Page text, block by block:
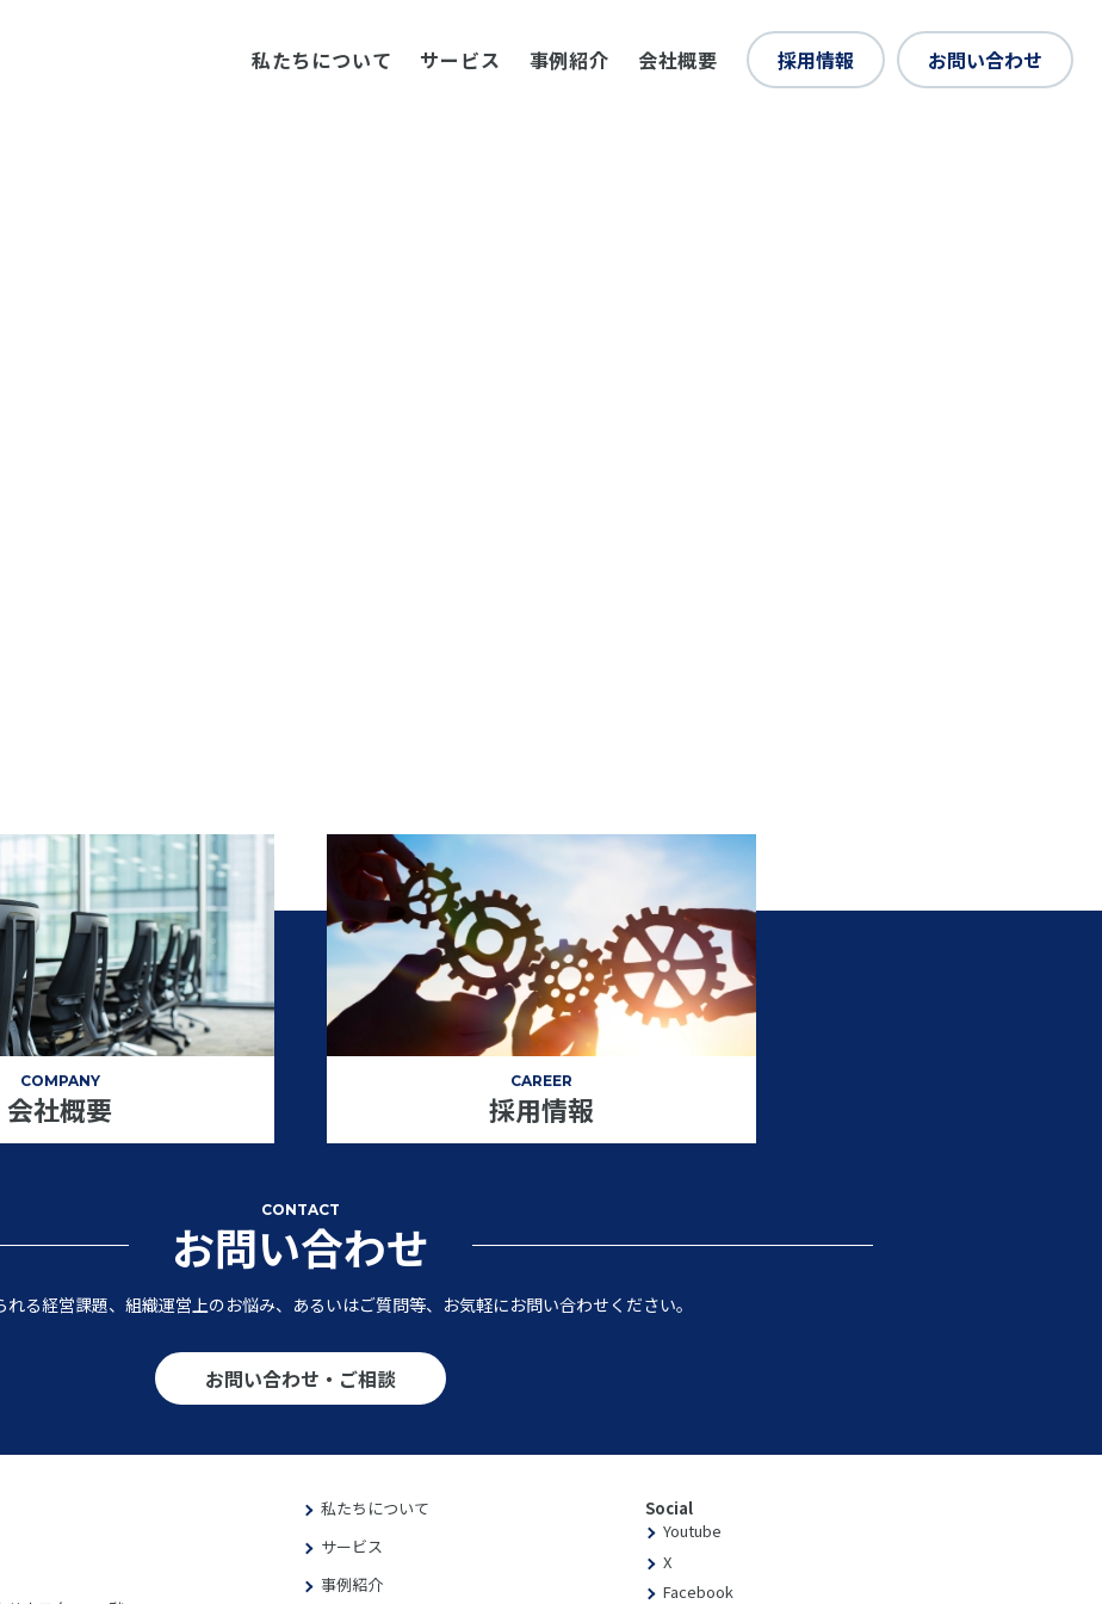
私たちについて サービス 事例紹介 会社概要 採用情報 お問い合わせ
COMPANY
会社概要
CAREER
採用情報
CONTACT
お問い合わせ
れる経営課題、組織運営上のお悩み、あるいはご質問等、お気軽にお問い合わせください。
お問い合わせ・ご相談
私たちについて
サービス
事例紹介
Social
Youtube
X
Facebook